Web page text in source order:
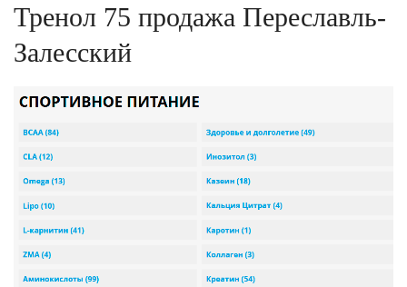
Тренол 75 продажа Переславль-
Залесский